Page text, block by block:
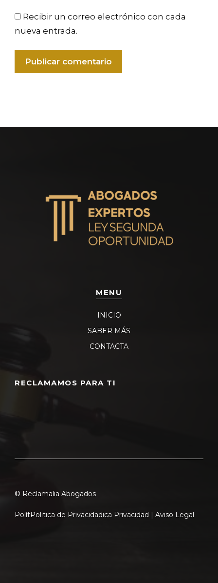
Recibir un correo electrónico con cada
nueva entrada.
MENU
INICIO
SABER MÁS
CONTACTA
RECLAMAMOS PARA TI
© Reclamalia Abogados
PolítPolitica de Privacidadica Privacidad | Aviso Legal